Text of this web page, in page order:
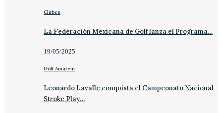
Clubes
La Federación Mexicana de Golf lanza el Programa…
19/05/2025
Golf Amateur
Leonardo Lavalle conquista el Campeonato Nacional
Stroke Play…